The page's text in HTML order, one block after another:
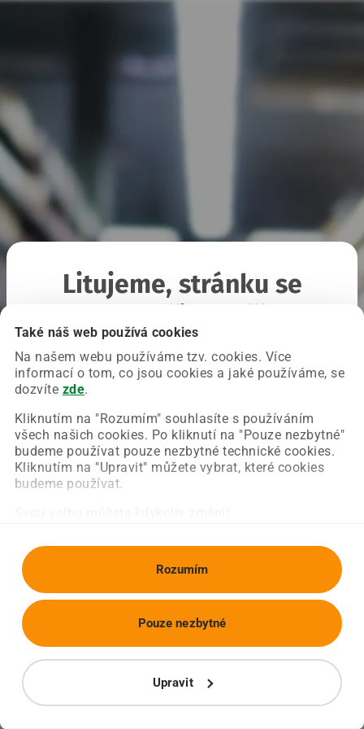
Také náš web používá cookies
Na našem webu používáme tzv. cookies. Více
informací o tom, co jsou cookies a jaké používáme, se
dozvíte zde.
Kliknutím na "Rozumím" souhlasíte s používáním
všech našich cookies. Po kliknutí na "Pouze nezbytné"
budeme používat pouze nezbytné technické cookies.
Kliknutím na "Upravit" můžete vybrat, které cookies
budeme používat.
Rozumím
Upravit
Pouze nezbytné
Litujeme, stránku se
Chyba nastala na naší straně a už ji opravujeme.
Zkuste prosím znovu načíst požadovanou stránku.
Obnovit stránku Úvodní strana